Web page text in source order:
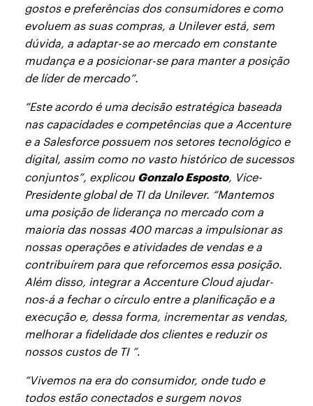
gostos e preferências dos consumidores e como
evoluem as suas compras, a Unilever está, sem
dúvida, a adaptar-se ao mercado em constante
mudança e a posicionar-se para manter a posição
de líder de mercado”.
“Este acordo é uma decisão estratégica baseada
nas capacidades e competências que a Accenture
e a Salesforce possuem nos setores tecnológico e
digital, assim como no vasto histórico de sucessos
conjuntos”, explicouGonzalo Esposto, Vice-
Presidente global de TI da Unilever. “Mantemos
uma posição de liderança no mercado com a
maioria das nossas 400 marcas a impulsionar as
nossas operações e atividades de vendas e a
contribuírem para que reforcemos essa posição.
Além disso, integrar a Accenture Cloud ajudar-
nos-á a fechar o círculo entre a planificação e a
execução e, dessa forma, incrementar as vendas,
melhorar a fidelidade dos clientes e reduzir os
nossos custos de TI ”.
“Vivemos na era do consumidor, onde tudo e
todos estão conectados e surgem novos